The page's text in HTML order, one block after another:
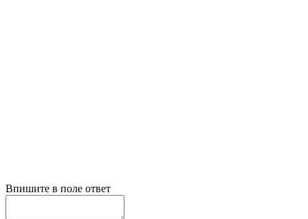
Впишите в поле ответ